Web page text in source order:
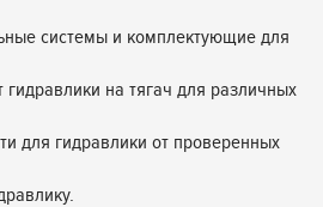
системы и комплектующие для
на тягач для различных
для гидравлики от проверенных